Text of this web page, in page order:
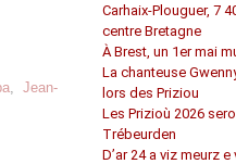
, Jean-
Carhaix-Plouguer, 7
centre Bretagne
À Brest, un 1er mai
La chanteuse
lors des Priziou
Les Prizioù 2026
Trébeurden
D’ar 24 a viz meurz